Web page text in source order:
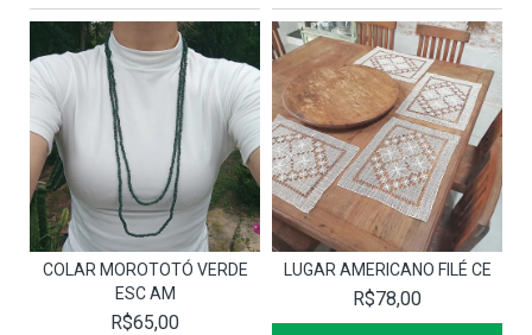
COLAR MOROTOTÓ VERDE
ESC AM
R$65,00
LUGAR AMERICANO FILÉ CE
R$78,00